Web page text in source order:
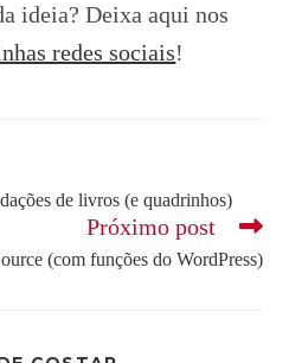
ideia? Deixa aqui nos
redes sociais!
de livros (e quadrinhos)
Próximo post
(com funções do WordPress)